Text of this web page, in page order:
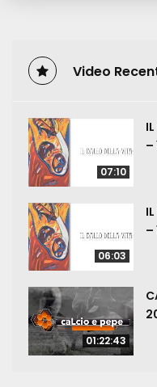
Video
07:10
–
06:03
–
01:22:43